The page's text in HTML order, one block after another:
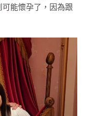
可能懷孕了，因為跟